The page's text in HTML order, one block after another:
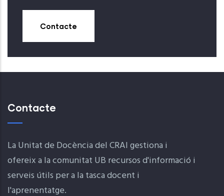
Contacte
Contacte
La Unitat de Docència del CRAI gestiona i
ofereix a la comunitat UB recursos d'informació i
serveis útils per a la tasca docent i
l'aprenentatge.